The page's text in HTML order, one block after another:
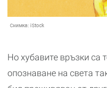
Снимка: iStock
Но хубавите връзки са
опознаване на света